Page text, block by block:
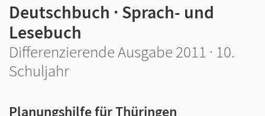
Deutschbuch · Sprach- und
Lesebuch
Differenzierende Ausgabe 2011 · 10.
Schuljahr
Planungshilfe für Thüringen